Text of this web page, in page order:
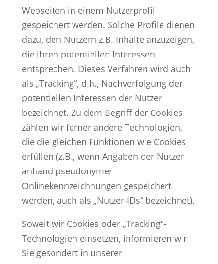
Webseiten in einem Nutzerprofil
gespeichert werden. Solche Profile dienen
dazu, den Nutzern z.B. Inhalte anzuzeigen,
die ihren potentiellen Interessen
entsprechen. Dieses Verfahren wird auch
als „Tracking“, d.h., Nachverfolgung der
potentiellen Interessen der Nutzer
bezeichnet. Zu dem Begriff der Cookies
zählen wir ferner andere Technologien,
die die gleichen Funktionen wie Cookies
erfüllen (z.B., wenn Angaben der Nutzer
anhand pseudonymer
Onlinekennzeichnungen gespeichert
werden, auch als „Nutzer-IDs“ bezeichnet).
Soweit wir Cookies oder „Tracking“-
Technologien einsetzen, informieren wir
Sie gesondert in unserer